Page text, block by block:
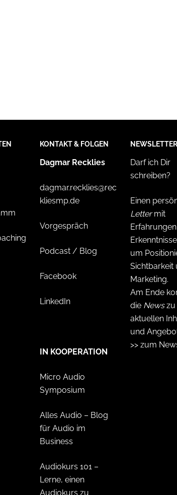
KONTAKT & FOLGEN
Dagmar Recklies
dagmar.recklies@rec
kliesmp.de
Vorgespräch
Podcast / Blog
Facebook
LinkedIn
IN KOOPERATION
Micro Audio
Symposium
Alles Audio – Blog
für Audio im
Business
Audiokurs 101 –
Lerne, einen
Audiokurs zu
NEWSLETTER
Darf ich Dir
schreiben?
Einen
Lettermit
um
Sichtbarkeit
Marketing.
Am Ende
die Newszu
aktuellen
und
>> zum